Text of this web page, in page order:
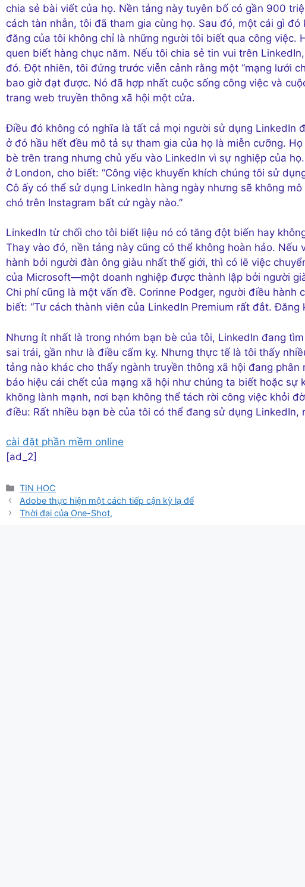
chia sẻ bài viết của họ. Nền tảng này tuyên bố có gần 900
cách tàn nhẫn, tôi đã tham gia cùng họ. Sau đó, một cái gì
đăng của tôi không chỉ là những người tôi biết qua công việc.
quen biết hàng chục năm. Nếu tôi chia sẻ tin vui trên
đó. Đột nhiên, tôi đứng trước viễn cảnh rằng một “mạng lưới
bao giờ đạt được. Nó đã hợp nhất cuộc sống công việc và
trang web truyền thông xã hội một cửa.
Điều đó không có nghĩa là tất cả mọi người sử dụng LinkedIn
ở đó hầu hết đều mô tả sự tham gia của họ là miễn cưỡng.
bè trên trang nhưng chủ yếu vào LinkedIn vì sự nghiệp của
ở London, cho biết: “Công việc khuyến khích chúng tôi sử
Cô ấy có thể sử dụng LinkedIn hàng ngày nhưng sẽ không
chó trên Instagram bất cứ ngày nào.”
LinkedIn từ chối cho tôi biết liệu nó có tăng đột biến hay
Thay vào đó, nền tảng này cũng có thể không hoàn hảo.
hành bởi người đàn ông giàu nhất thế giới, thì có lẽ việc
của Microsoft—một doanh nghiệp được thành lập bởi người
Chi phí cũng là một vấn đề. Corinne Podger, người điều
biết: “Tư cách thành viên của LinkedIn Premium rất đắt.
Nhưng ít nhất là trong nhóm bạn bè của tôi, LinkedIn đang
sai trái, gần như là điều cấm kỵ. Nhưng thực tế là tôi thấy
tảng nào khác cho thấy ngành truyền thông xã hội đang
báo hiệu cái chết của mạng xã hội như chúng ta biết hoặc
không lành mạnh, nơi bạn không thể tách rời công việc khỏi
điều: Rất nhiều bạn bè của tôi có thể đang sử dụng
cài đặt phần mềm online
[ad_2]
Danh
mục
TIN HỌC
Adobe thực hiện một cách tiếp cận kỳ lạ để
Thời đại của One-Shot,